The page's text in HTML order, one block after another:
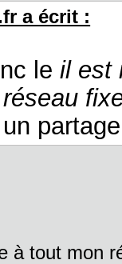
a écrit :
leil est
à tout mon